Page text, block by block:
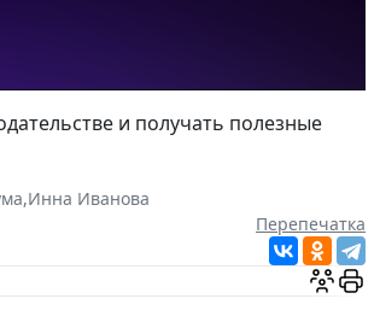
и получать полезные
,Инна Иванова
Перепечатка